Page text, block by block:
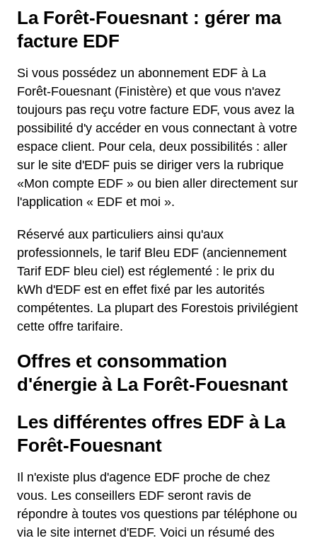
La Forêt-Fouesnant : gérer ma
facture EDF
Si vous possédez un abonnement EDF à La
Forêt-Fouesnant (Finistère) et que vous n'avez
toujours pas reçu votre facture EDF, vous avez la
possibilité d'y accéder en vous connectant à votre
espace client. Pour cela, deux possibilités : aller
sur le site d'EDF puis se diriger vers la rubrique
«Mon compte EDF » ou bien aller directement sur
l'application « EDF et moi ».
Réservé aux particuliers ainsi qu'aux
professionnels, le tarif Bleu EDF (anciennement
Tarif EDF bleu ciel) est réglementé : le prix du
kWh d'EDF est en effet fixé par les autorités
compétentes. La plupart des Forestois privilégient
cette offre tarifaire.
Offres et consommation
d'énergie à La Forêt-Fouesnant
Les différentes offres EDF à La
Forêt-Fouesnant
Il n'existe plus d'agence EDF proche de chez
vous. Les conseillers EDF seront ravis de
répondre à toutes vos questions par téléphone ou
via le site internet d'EDF. Voici un résumé des